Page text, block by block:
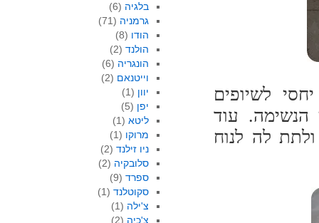
לשיופים
הנשימה. עוד
לה לנוח
בלגיה (6)
גרמניה (71)
הודו (8)
הולנד (2)
הונגריה (6)
וייטנאם (2)
יוון (1)
יפן (5)
ליטא (1)
מרוקו (1)
ניו זילנד (2)
סלובקיה (2)
ספרד (9)
סקוטלנד (1)
צ'ילה (1)
צ'כיה (2)